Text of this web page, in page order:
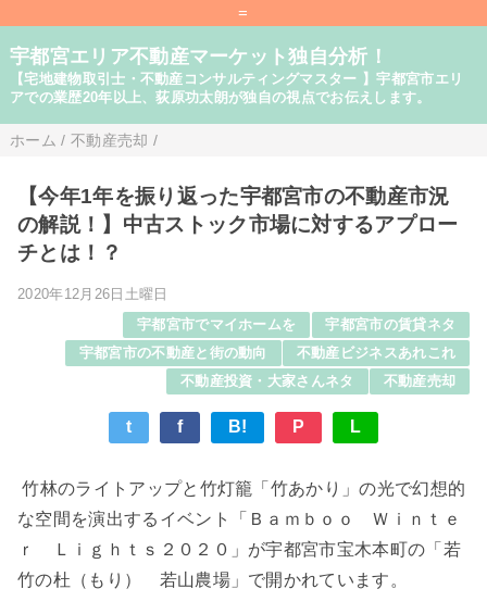
=
宇都宮エリア不動産マーケット独自分析！
【宅地建物取引士・不動産コンサルティングマスター 】宇都宮市エリ
アでの業歴20年以上、荻原功太朗が独自の視点でお伝えします。
ホーム / 不動産売却 /
【今年1年を振り返った宇都宮市の不動産市況
の解説！】中古ストック市場に対するアプロー
チとは！？
2020年12月26日土曜日
宇都宮市でマイホームを
宇都宮市の賃貸ネタ
宇都宮市の不動産と街の動向
不動産ビジネスあれこれ
不動産投資・大家さんネタ
不動産売却
t f B! P L
竹林のライトアップと竹灯籠「竹あかり」の光で幻想的
な空間を演出するイベント「Ｂａｍｂｏｏ Ｗｉｎｔｅ
ｒ Ｌｉｇｈｔｓ２０２０」が宇都宮市宝木本町の「若
竹の杜（もり） 若山農場」で開かれています。